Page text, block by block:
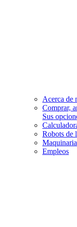
Acerca de
Comprar,
Sus
Robots de
Empleos